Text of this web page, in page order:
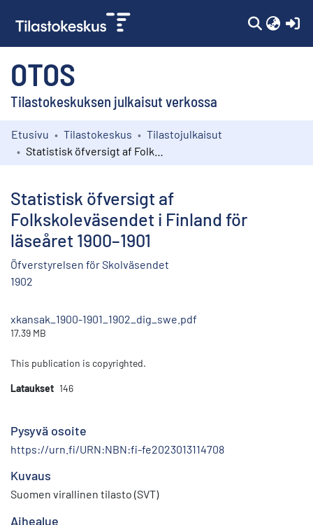
OTOS
Tilastokeskuksen julkaisut verkossa
Kokoelmat
Etusivu Tilastokeskus
Tilastojulkaisut
Statistisk öfversigt af
Folkskoleväsendet i Finland för
läseåret 1900–1901
Öfverstyrelsen för Skolväsendet
1902
xkansak_1900-1901_1902_dig_swe.pdf
17.39 MB
This publication is copyrighted.
Lataukset 146
Pysyvä osoite
https://urn.fi/URN:NBN:fi-fe2023013114708
Kuvaus
Suomen virallinen tilasto (SVT)
Aihealue